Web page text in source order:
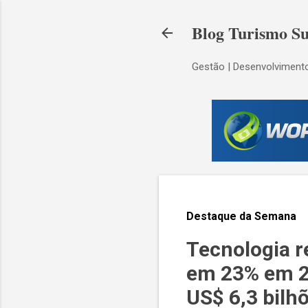
Blog Turismo
Gestão |
Destaque da Semana
Tecnologia
em 23% em
US$ 6,3